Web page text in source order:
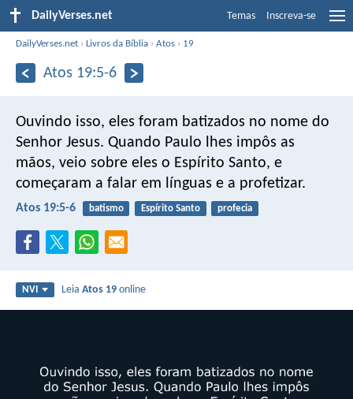
DailyVerses.net Temas Inscreva-se
DailyVerses.net ›Livros da Bíblia ›Atos › 19
Atos 19:5-6
Ouvindo isso, eles foram batizados no nome do
Senhor Jesus. Quando Paulo lhes impôs as
mãos, veio sobre eles o Espírito Santo, e
começaram a falar em línguas e a profetizar.
Atos 19:5-6 batismo Espírito Santo profecia
NVI LeiaAtos 19 online